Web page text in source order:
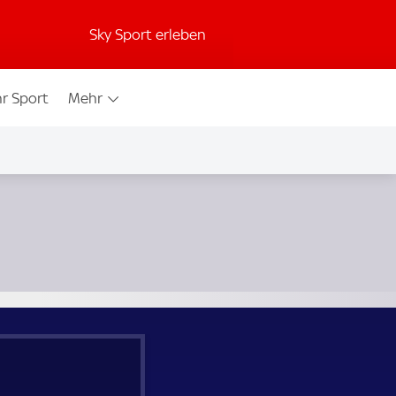
Sky Sport erleben
Sport Mehr